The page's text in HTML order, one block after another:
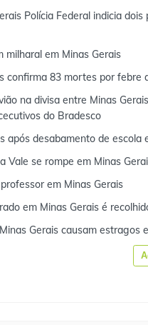
Polícia Federal indicia
milharal em Minas Gerais
confirma 83 mortes por febre
na divisa entre Minas
do Bradesco
após desabamento de escola
Vale se rompe em Minas
em Minas Gerais
em Minas Gerais é
Gerais causam estragos